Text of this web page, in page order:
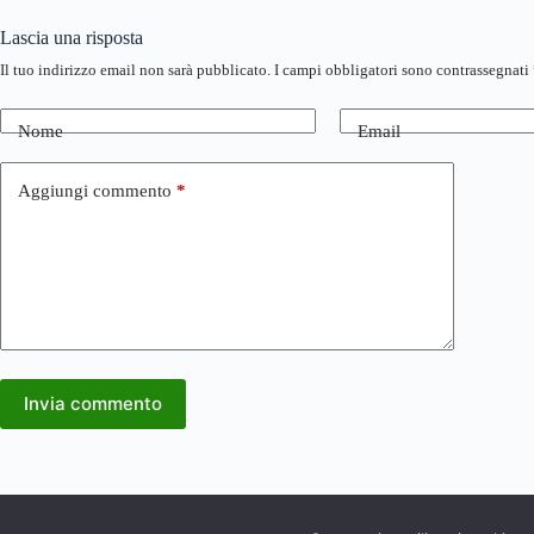
Lascia una risposta
Il tuo indirizzo email non sarà pubblicato. I campi obbligatori sono contrassegnati
Nome Email
Aggiungi commento *
Invia commento